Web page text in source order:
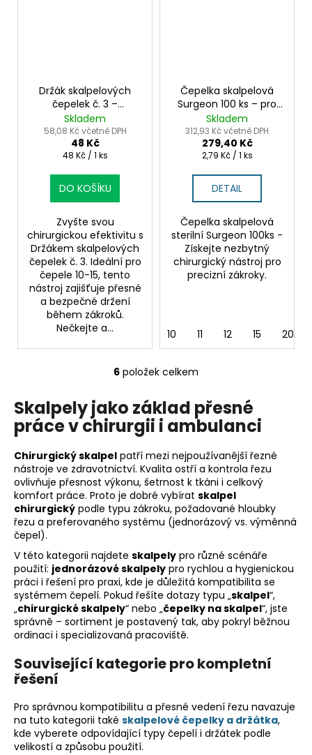
Držák skalpelových
čepelek č. 3 –
nerezová ocel pro
čepelky 10–15
Skladem
58,08 Kč včetně DPH
48 Kč
Měrná
48 Kč / 1 ks
DO KOŠÍKU
Zvyšte svou
chirurgickou efektivitu s
Držákem skalpelových
čepelek č. 3. Ideální pro
čepele 10-15, tento
nástroj zajišťuje přesné
a bezpečné držení
během zákroků.
Nečkejte a...
Čepelka skalpelová
Surgeon 100 ks – pro
profesionální použití
Skladem
312,93 Kč včetně DPH
279,40 Kč
Měrná
2,79 Kč / 1 ks
DETAIL
Čepelka skalpelová
sterilní Surgeon 100ks -
Získejte nezbytný
chirurgický nástroj pro
precizní zákroky.
10 11 12 15 20
O
l
á
a
c
í
p
r
y
v
ý
p
i
s
u
6 položek celkem
Skalpely jako základ přesné
práce v chirurgii i ambulanci
Chirurgický skalpel patří mezi nejpoužívanější řezné
nástroje ve zdravotnictví. Kvalita ostří a kontrola řezu
ovlivňuje přesnost výkonu, šetrnost k tkáni i celkový
komfort práce. Proto je dobré vybírat skalpel
chirurgický podle typu zákroku, požadované hloubky
řezu a preferovaného systému (jednorázový vs. výměnná
čepel).
V této kategorii najdete skalpely pro různé scénáře
použití: jednorázové skalpely pro rychlou a hygienickou
práci i řešení pro praxi, kde je důležitá kompatibilita se
systémem čepelí. Pokud řešíte dotazy typu „skalpel“,
„chirurgické skalpely“ nebo „čepelky na skalpel“, jste
správně – sortiment je postavený tak, aby pokryl běžnou
ordinaci i specializovaná pracoviště.
Související kategorie pro kompletní
řešení
Pro správnou kompatibilitu a přesné vedení řezu navazuje
na tuto kategorii také skalpelové čepelky a držátka,
kde vyberete odpovídající typy čepelí i držátek podle
velikostí a způsobu použití.